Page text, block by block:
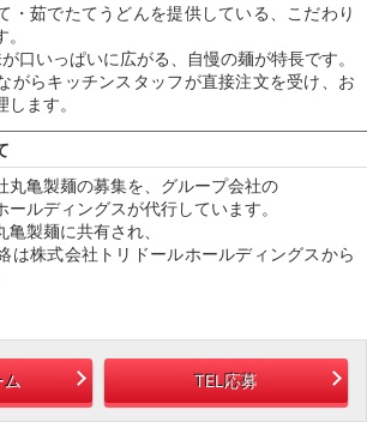
・茹でたてうどんを提供している、こだわり
口いっぱいに広がる、自慢の麺が特長です。
がらキッチンスタッフが直接注文を受け、お
ます。
丸亀製麺の募集を、グループ会社の
ルディングスが代行しています。
製麺に共有され、
は株式会社トリドールホールディングスから
TEL応募